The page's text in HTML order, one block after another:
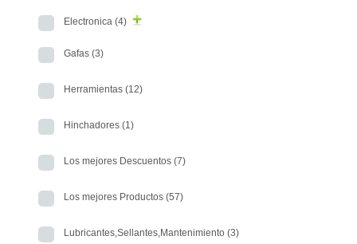
Electronica (4)
Gafas (3)
Herramientas (12)
Hinchadores (1)
Los mejores Descuentos (7)
Los mejores Productos (57)
Lubricantes,Sellantes,Mantenimiento (3)